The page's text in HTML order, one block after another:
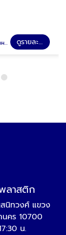
อน ดูรายละเอียด
ลาสติก
นิทวงศ์ แขวง
นคร 10700
น.